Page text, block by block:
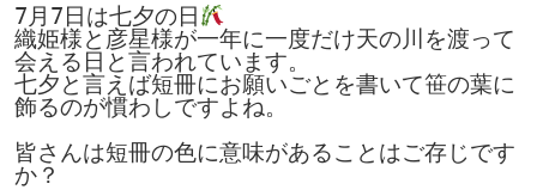
7月7日は七夕の日
織姫様と彦星様が一年に一度だけ天の川を渡って
会える日と言われています。
七夕と言えば短冊にお願いごとを書いて笹の葉に
飾るのが慣わしですよね。
皆さんは短冊の色に意味があることはご存じです
か？